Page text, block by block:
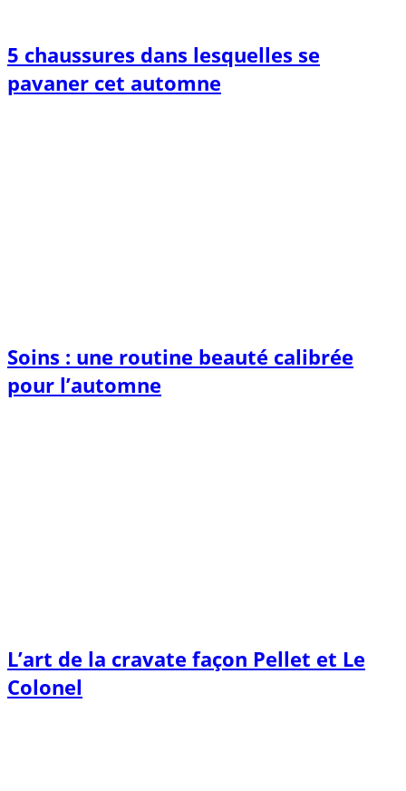
5 chaussures dans lesquelles se
pavaner cet automne
Soins : une routine beauté calibrée
pour l’automne
L’art de la cravate façon Pellet et Le
Colonel